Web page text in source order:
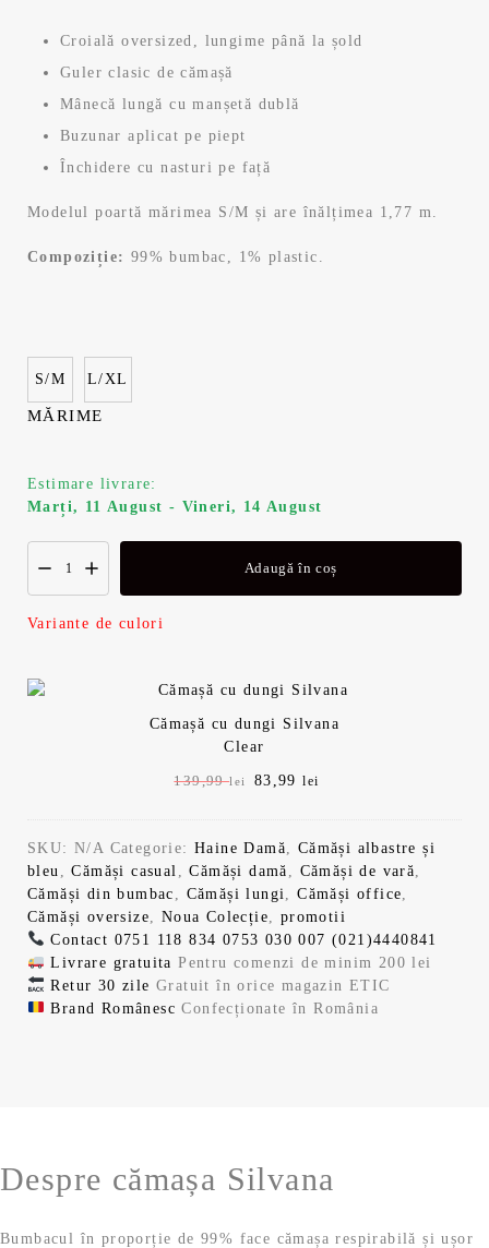
n
i
ț
a
l
f
o
s
:
9
,
9
9
i
.
u
r
e
t
e
t
e
:
3
9
l
e
Croială oversized, lungime până la șold
Guler clasic de cămașă
Mânecă lungă cu manșetă dublă
Buzunar aplicat pe piept
Închidere cu nasturi pe față
Modelul poartă mărimea S/M și are înălțimea 1,77 m.
Compoziție: 99% bumbac, 1% plastic.
S/M L/XL
MĂRIME
Estimare livrare:
Marți, 11 August - Vineri, 14 August
Adaugă în coș
Variante de culori
Cămașă cu dungi Silvana
Clear
139,99lei
P
ț
u
l
i
n
i
ț
i
t
:
3
83,99lei
ț
u
l
c
u
r
e
n
3
9
SKU: N/A Categorie: Haine Damă, Cămăși albastre și
bleu ,Cămăși casual ,Cămăși damă , Cămăși de vară,
Cămăși din bumbac , Cămăși lungi,Cămăși office,
Cămăși oversize, Noua Colecție, promotii
Contact 0751 118 834 0753 030 007 (021)4440841
Livrare gratuitaPentru comenzi de minim 200 lei
Retur 30 zile Gratuit în orice magazin ETIC
Brand RomânescConfecționate în România
Despre cămașa Silvana
Bumbacul în proporție de 99% face cămașa respirabilă și ușor